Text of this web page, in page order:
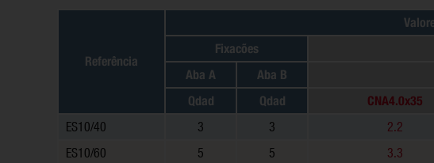
Referência
Fixacões
Aba A
Aba B
Qdad Qdad CNA4.0x35
ES10/40 3 3 2.2
ES10/60
5 5 3.3